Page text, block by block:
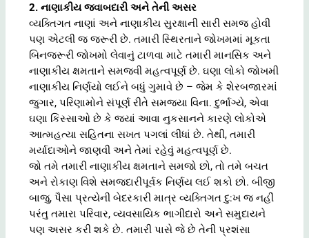
2. નાણાકીય જવાબદારી અને તેની અસર
વ્યક્તિગત નાણાં અને નાણાકીય સુરક્ષાની સારી સમજ હોવી
પણ એટલી જ જરૂરી છે. તમારી સ્થિરતાને જોખમમાં મૂકતા
બિનજરૂરી જોખમો લેવાનું ટાળવા માટે તમારી માનસિક અને
નાણાકીય ક્ષમતાને સમજવી મહત્વપૂર્ણ છે. ઘણા લોકો જોખમી
નાણાકીય નિર્ણયો લઈને બધું ગુમાવે છે – જેમ કે શેરબજારમાં
જુગાર, પરિણામોને સંપૂર્ણ રીતે સમજ્યા વિના. દુર્ભાગ્યે, એવા
ઘણા કિસ્સાઓ છે કે જ્યાં આવા નુકસાનને કારણે લોકોએ
આત્મહત્યા સહિતના સખત પગલાં લીધાં છે. તેથી, તમારી
મર્યાદાઓને જાણવી અને તેમાં રહેવું મહત્વપૂર્ણ છે.
જો તમે તમારી નાણાકીય ક્ષમતાને સમજો છો, તો તમે બચત
અને રોકાણ વિશે સમજદારીપૂર્વક નિર્ણય લઈ શકો છો. બીજી
બાજુ, પૈસા પ્રત્યેની બેદરકારી માત્ર વ્યક્તિગત દુ:ખ જ નહીં
પરંતુ તમારા પરિવાર, વ્યવસાયિક ભાગીદારો અને સમુદાયને
પણ અસર કરી શકે છે. તમારી પાસે જે છે તેની પ્રશંસા